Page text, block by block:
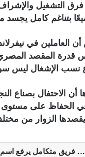
التشغيل
بتناغم كامل
العاملين في
قدرة المقصد المصري
نسب الإشغال ليس
أن الاحتفال بصناع
الحفاظ على مستوى
يقصدها الزوار من
فريق متكامل يرفع